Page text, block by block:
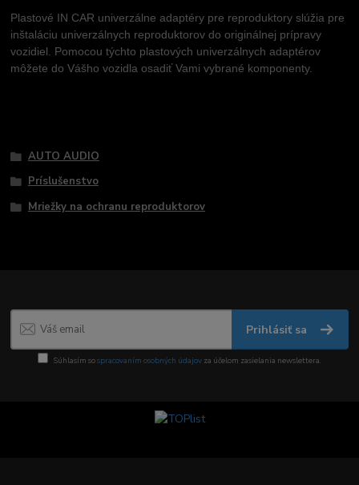
Plastové IN CAR univerzálne adaptéry pre reproduktory slúžia pre
inštaláciu univerzálnych reproduktorov do originálnej prípravy
vozidiel. Pomocou týchto plastových univerzálnych adaptérov
môžete do Vášho vozidla osadiť Vami vybrané komponenty.
AUTO AUDIO
Príslušenstvo
Mriežky na ochranu reproduktorov
Prihlásiť sa
Súhlasím sospracovaním osobných údajov za účelom zasielania newslettera.